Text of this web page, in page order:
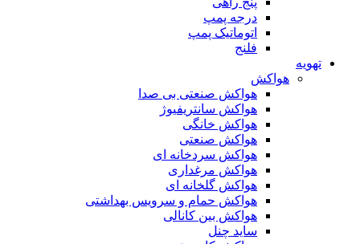
درجه پمپ
اتوماتیک پمپ
فلنج
تهویه
هواکش
هواکش صنعتی بی صدا
هواکش سانتریفیوژ
هواکش خانگی
هواکش صنعتی
هواکش سردخانه ای
هواکش مرغداری
هواکش گلخانه ای
هواکش حمام و سرویس بهداشتی
هواکش بین کانالی
ساید چنل